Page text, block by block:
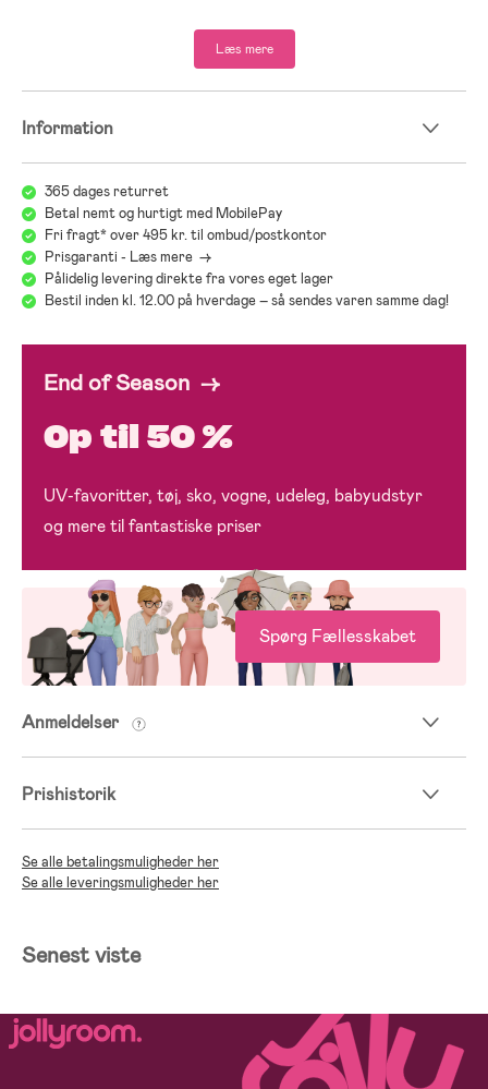
Læs mere
Information
365 dages returret
Betal nemt og hurtigt med MobilePay
Fri fragt* over 495 kr. til ombud/postkontor
Prisgaranti - Læs mere ->
Pålidelig levering direkte fra vores eget lager
Bestil inden kl. 12.00 på hverdage – så sendes varen samme dag!
End of Season →
Op til 50 %
UV-favoritter, tøj, sko, vogne, udeleg, babyudstyr
og mere til fantastiske priser
Spørg Fællesskabet
Anmeldelser
Prishistorik
Se alle betalingsmuligheder her
Se alle leveringsmuligheder her
Senest viste